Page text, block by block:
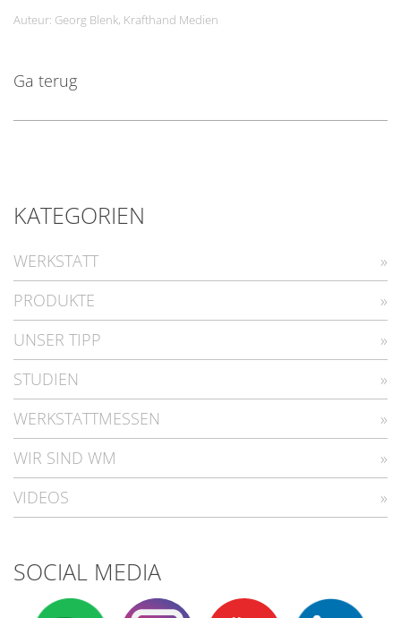
Auteur: Georg Blenk, Krafthand Medien
Ga terug
KATEGORIEN
WERKSTATT
PRODUKTE
UNSER TIPP
STUDIEN
WERKSTATTMESSEN
WIR SIND WM
VIDEOS
SOCIAL MEDIA